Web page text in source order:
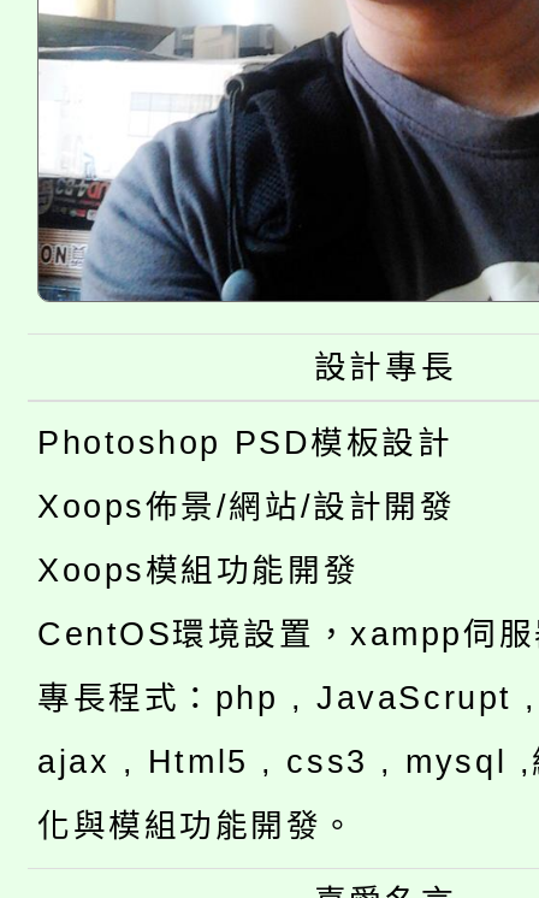
設計專長
Photoshop PSD模板設計
Xoops佈景/網站/設計開發
Xoops模組功能開發
CentOS環境設置，xampp伺
專長程式：php , JavaScrupt
ajax , Html5 , css3 , mysql ,
化與模組功能開發。